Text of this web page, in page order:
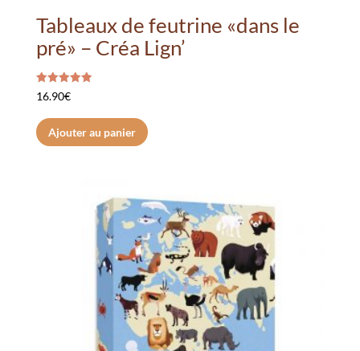
Tableaux de feutrine «dans le
pré» – Créa Lign’
Note
5.00
16.90€
Ajouter au panier